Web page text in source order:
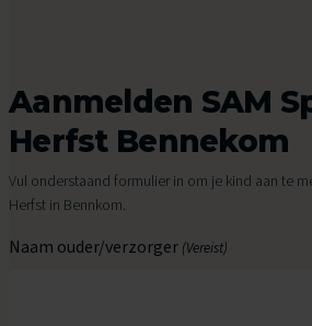
Aanmelden SAM
Herfst Bennekom
Vul onderstaand formulier in om je kind aan te
Herfst in Bennkom.
Naam ouder/verzorger (Vereist)